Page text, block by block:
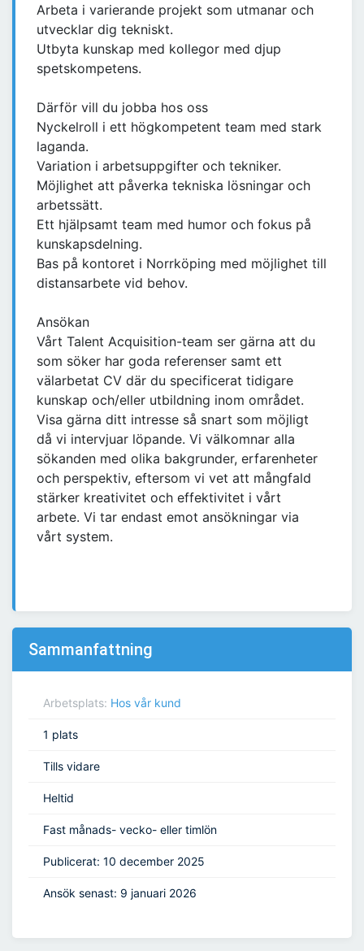
Arbeta i varierande projekt som utmanar och
utvecklar dig tekniskt.
Utbyta kunskap med kollegor med djup
spetskompetens.
Därför vill du jobba hos oss
Nyckelroll i ett högkompetent team med stark
laganda.
Variation i arbetsuppgifter och tekniker.
Möjlighet att påverka tekniska lösningar och
arbetssätt.
Ett hjälpsamt team med humor och fokus på
kunskapsdelning.
Bas på kontoret i Norrköping med möjlighet till
distansarbete vid behov.
Ansökan
Vårt Talent Acquisition-team ser gärna att du
som söker har goda referenser samt ett
välarbetat CV där du specificerat tidigare
kunskap och/eller utbildning inom området.
Visa gärna ditt intresse så snart som möjligt
då vi intervjuar löpande. Vi välkomnar alla
sökanden med olika bakgrunder, erfarenheter
och perspektiv, eftersom vi vet att mångfald
stärker kreativitet och effektivitet i vårt
arbete. Vi tar endast emot ansökningar via
vårt system.
Sammanfattning
Arbetsplats: Hos vår kund
1 plats
Tills vidare
Heltid
Fast månads- vecko- eller timlön
Publicerat: 10 december 2025
Ansök senast: 9 januari 2026